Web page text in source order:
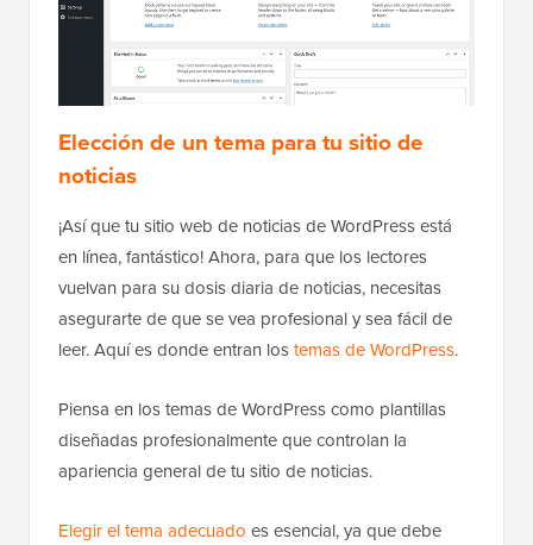
Elección de un tema para tu sitio de
noticias
¡Así que tu sitio web de noticias de WordPress está
en línea, fantástico! Ahora, para que los lectores
vuelvan para su dosis diaria de noticias, necesitas
asegurarte de que se vea profesional y sea fácil de
leer. Aquí es donde entran lostemas de WordPress.
Piensa en los temas de WordPress como plantillas
diseñadas profesionalmente que controlan la
apariencia general de tu sitio de noticias.
Elegir el tema adecuado es esencial, ya que debe